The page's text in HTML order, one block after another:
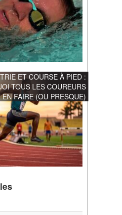
ET COURSE À PIED :
TOUS LES COUREURS
EN FAIRE (OU PRESQUE)